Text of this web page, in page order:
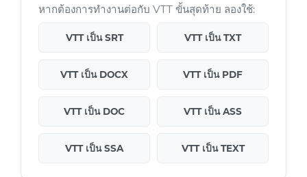
หากต้องการทำงานต่อกับ VTT ขั้นสุดท้าย ลองใช้:
VTT เป็น SRT VTT เป็น TXT
VTT เป็น DOCX VTT เป็น PDF
VTT เป็น DOC VTT เป็น ASS
VTT เป็น SSA VTT เป็น TEXT